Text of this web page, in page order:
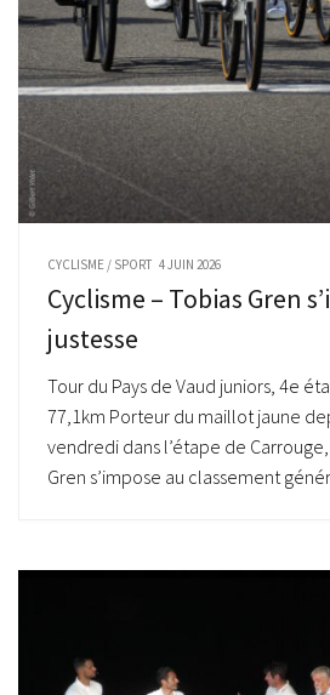
CYCLISME / SPORT 4 JUIN 2026
Cyclisme – Tobias Gren
justesse
Tour du Pays de Vaud juniors, 4e
77,1km Porteur du maillot jaune
vendredi dans l’étape de
Gren s’impose au classement